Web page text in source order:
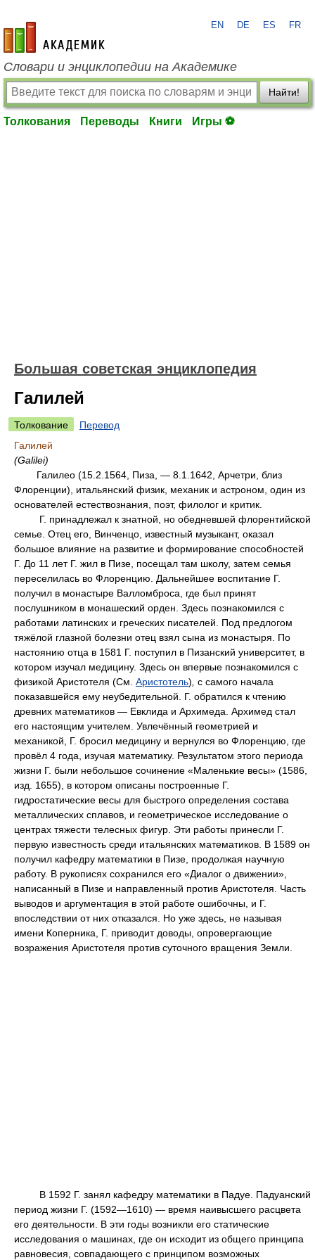
academic.ru
EN DE ES FR
Словари и энциклопедии на Академике
Найти!
Толкования Переводы Книги Игры ⚽
Большая советская энциклопедия
Галилей
Толкование
Перевод
Галилей
(Galilei)
Галилео (15.2.1564, Пиза, — 8.1.1642, Арчетри, близ
Флоренции), итальянский физик, механик и астроном, один из
основателей естествознания, поэт, филолог и критик.
Г. принадлежал к знатной, но обедневшей флорентийской
семье. Отец его, Винченцо, известный музыкант, оказал
большое влияние на развитие и формирование способностей
Г. До 11 лет Г. жил в Пизе, посещал там школу, затем семья
переселилась во Флоренцию. Дальнейшее воспитание Г.
получил в монастыре Валломброса, где был принят
послушником в монашеский орден. Здесь познакомился с
работами латинских и греческих писателей. Под предлогом
тяжёлой глазной болезни отец взял сына из монастыря. По
настоянию отца в 1581 Г. поступил в Пизанский университет, в
котором изучал медицину. Здесь он впервые познакомился с
физикой Аристотеля (См. Аристотель) с самого начала
показавшейся ему неубедительной. Г. обратился к чтению
древних математиков — Евклида и Архимеда. Архимед стал
его настоящим учителем. Увлечённый геометрией и
механикой, Г. бросил медицину и вернулся во Флоренцию, где
провёл 4 года, изучая математику. Результатом этого периода
жизни Г. были небольшое сочинение «Маленькие весы» (1586,
изд. 1655), в котором описаны построенные Г.
гидростатические весы для быстрого определения состава
металлических сплавов, и геометрическое исследование о
центрах тяжести телесных фигур. Эти работы принесли Г.
первую известность среди итальянских математиков. В 1589 он
получил кафедру математики в Пизе, продолжая научную
работу. В рукописях сохранился его «Диалог о движении»,
написанный в Пизе и направленный против Аристотеля. Часть
выводов и аргументация в этой работе ошибочны, и Г.
впоследствии от них отказался. Но уже здесь, не называя
имени Коперника, Г. приводит доводы, опровергающие
возражения Аристотеля против суточного вращения Земли.
В 1592 Г. занял кафедру математики в Падуе. Падуанский
период жизни Г. (1592—1610) — время наивысшего расцвета
его деятельности. В эти годы возникли его статические
исследования о машинах, где он исходит из общего принципа
равновесия, совпадающего с принципом возможных